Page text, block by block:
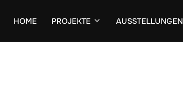
HOME PROJEKTE AUSSTELLUNGEN